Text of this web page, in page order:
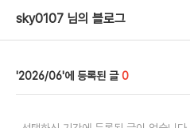
sky0107 님의 블로그
2026/06 0